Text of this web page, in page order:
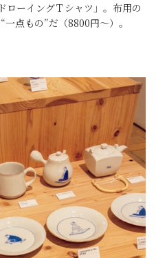
ローイングＴシャツ」。布用の
点もの”だ（8800円～）。